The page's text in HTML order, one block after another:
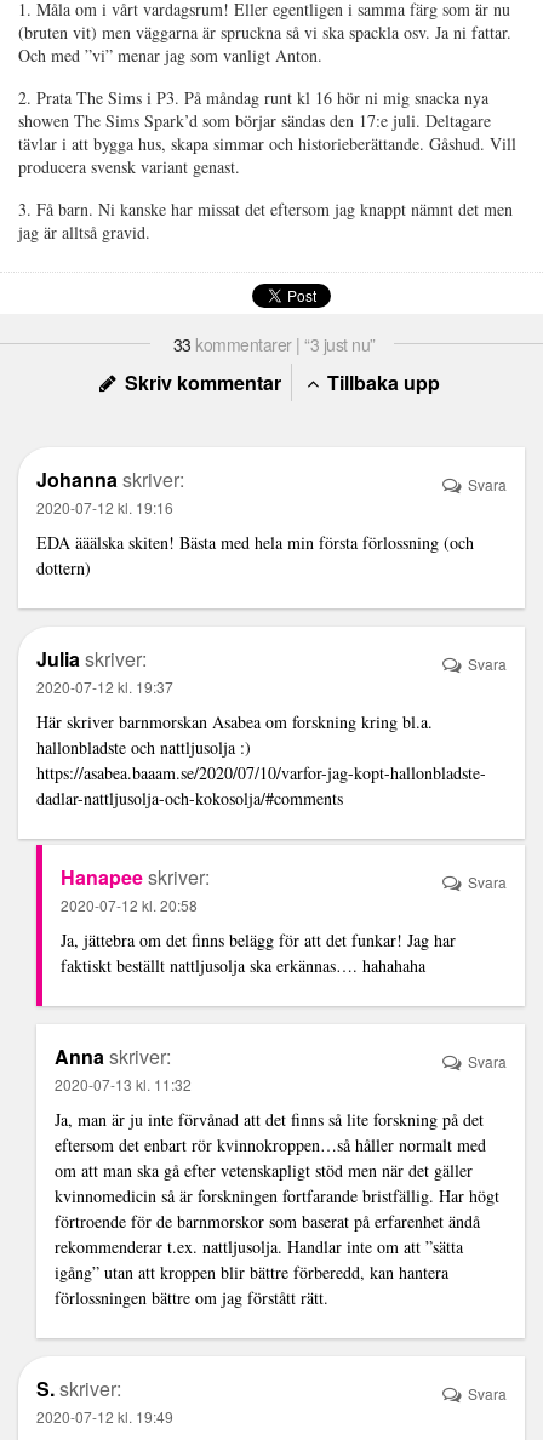
1. Måla om i vårt vardagsrum! Eller egentligen i samma färg som är nu
(bruten vit) men väggarna är spruckna så vi ska spackla osv. Ja ni fattar.
Och med ”vi” menar jag som vanligt Anton.
2. Prata The Sims i P3. På måndag runt kl 16 hör ni mig snacka nya
showen The Sims Spark’d som börjar sändas den 17:e juli. Deltagare
tävlar i att bygga hus, skapa simmar och historieberättande. Gåshud. Vill
producera svensk variant genast.
3. Få barn. Ni kanske har missat det eftersom jag knappt nämnt det men
jag är alltså gravid.
33 kommentarer | “3 just nu”
Skriv kommentar Tillbaka upp
Johannaskriver:
2020-07-12 kl. 19:16
EDA ääälska skiten! Bästa med hela min första förlossning (och
dottern)
Svara
Juliaskriver:
2020-07-12 kl. 19:37
Här skriver barnmorskan Asabea om forskning kring bl.a.
hallonbladste och nattljusolja :)
https://asabea.baaam.se/2020/07/10/varfor-jag-kopt-hallonbladste-
dadlar-nattljusolja-och-kokosolja/#comments
Svara
Hanapeeskriver:
2020-07-12 kl. 20:58
Ja, jättebra om det finns belägg för att det funkar! Jag har
faktiskt beställt nattljusolja ska erkännas…. hahahaha
Svara
Annaskriver:
2020-07-13 kl. 11:32
Ja, man är ju inte förvånad att det finns så lite forskning på det
eftersom det enbart rör kvinnokroppen…så håller normalt med
om att man ska gå efter vetenskapligt stöd men när det gäller
kvinnomedicin så är forskningen fortfarande bristfällig. Har högt
förtroende för de barnmorskor som baserat på erfarenhet ändå
rekommenderar t.ex. nattljusolja. Handlar inte om att ”sätta
igång” utan att kroppen blir bättre förberedd, kan hantera
förlossningen bättre om jag förstått rätt.
Svara
S.skriver:
2020-07-12 kl. 19:49
Svara